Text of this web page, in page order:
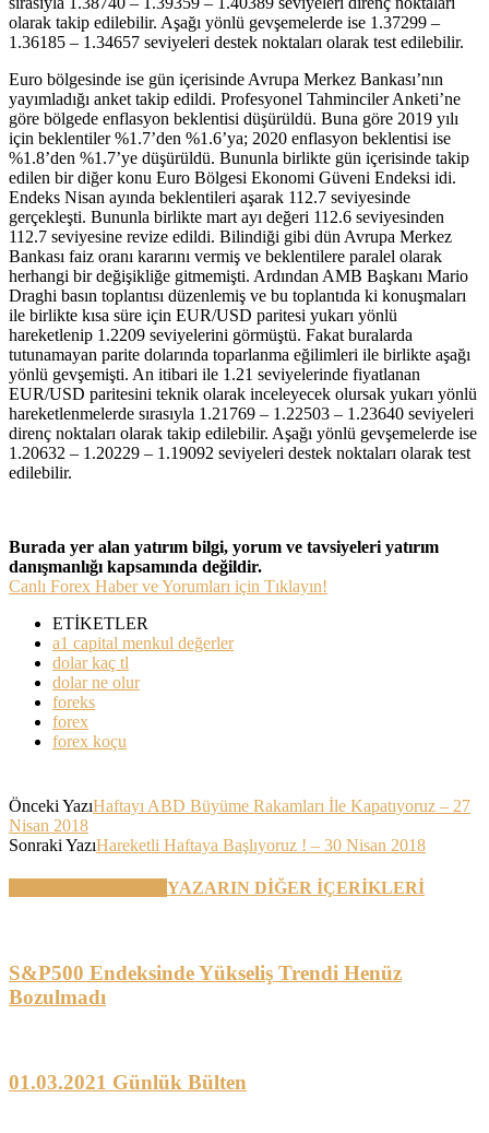
olarak takip edilebilir. Aşağı yönlü gevşemelerde ise 1.37299 –
1.36185 – 1.34657 seviyeleri destek noktaları olarak test edilebilir.
Euro bölgesinde ise gün içerisinde Avrupa Merkez Bankası’nın
yayımladığı anket takip edildi. Profesyonel Tahminciler Anketi’ne
göre bölgede enflasyon beklentisi düşürüldü. Buna göre 2019 yılı
için beklentiler %1.7’den %1.6’ya; 2020 enflasyon beklentisi ise
%1.8’den %1.7’ye düşürüldü. Bununla birlikte gün içerisinde takip
edilen bir diğer konu Euro Bölgesi Ekonomi Güveni Endeksi idi.
Endeks Nisan ayında beklentileri aşarak 112.7 seviyesinde
gerçekleşti. Bununla birlikte mart ayı değeri 112.6 seviyesinden
112.7 seviyesine revize edildi. Bilindiği gibi dün Avrupa Merkez
Bankası faiz oranı kararını vermiş ve beklentilere paralel olarak
herhangi bir değişikliğe gitmemişti. Ardından AMB Başkanı Mario
Draghi basın toplantısı düzenlemiş ve bu toplantıda ki konuşmaları
ile birlikte kısa süre için EUR/USD paritesi yukarı yönlü
hareketlenip 1.2209 seviyelerini görmüştü. Fakat buralarda
tutunamayan parite dolarında toparlanma eğilimleri ile birlikte aşağı
yönlü gevşemişti. An itibari ile 1.21 seviyelerinde fiyatlanan
EUR/USD paritesini teknik olarak inceleyecek olursak yukarı yönlü
hareketlenmelerde sırasıyla 1.21769 – 1.22503 – 1.23640 seviyeleri
direnç noktaları olarak takip edilebilir. Aşağı yönlü gevşemelerde ise
1.20632 – 1.20229 – 1.19092 seviyeleri destek noktaları olarak test
edilebilir.
Burada yer alan yatırım bilgi, yorum ve tavsiyeleri yatırım
danışmanlığı kapsamında değildir.
Canlı Forex Haber ve Yorumları için Tıklayın!
ETİKETLER
a1 capital menkul değerler
dolar kaç tl
dolar ne olur
foreks
forex
forex koçu
Önceki YazıHaftayı ABD Büyüme Rakamları İle Kapatıyoruz – 27
Nisan 2018
Sonraki YazıHareketli Haftaya Başlıyoruz ! – 30 Nisan 2018
YAZARIN DİĞER İÇERİKLERİ
S&P500 Endeksinde Yükseliş Trendi Henüz
Bozulmadı
01.03.2021 Günlük Bülten